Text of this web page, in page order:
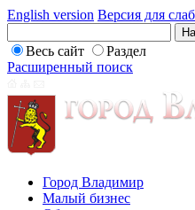
English version Версия для
Весь сайт
Раздел
Расширенный поиск
Город Владимир
Малый бизнес